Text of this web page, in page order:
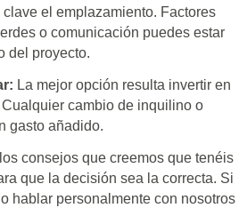
clave el emplazamiento. Factores
o comunicación puedes estar
del proyecto.
La mejor opción resulta invertir en
cambio de inquilino o
gasto añadido.
consejos que creemos que tenéis
que la decisión sea la correcta. Si
hablar personalmente con nosotros